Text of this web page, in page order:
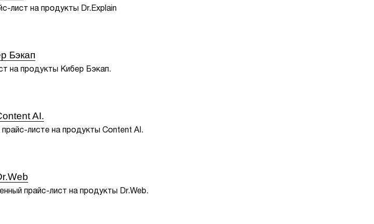
лист на продукты Dr.Explain
Бэкап
на продукты Кибер Бэкап.
AI.
листе на продукты Content AI.
прайс-лист на продукты Dr.Web.